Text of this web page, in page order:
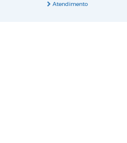
Atendimento